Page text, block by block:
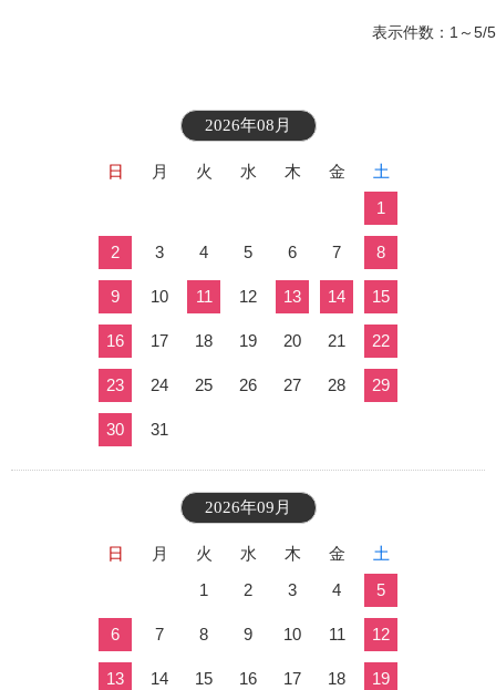
表示件数：1～5/5
2026年08月
日 月 火 水 木 金
土
1
2 3 4 5 6 7 8
9 10 11 12 13 14 15
16 17 18 19 20 21 22
23 24 25 26 27 28 29
30 31
2026年09月
日 月 火 水 木 金
土
1
2 3 4 5
6 7 8 9 10 11 12
13 14 15 16 17 18 19